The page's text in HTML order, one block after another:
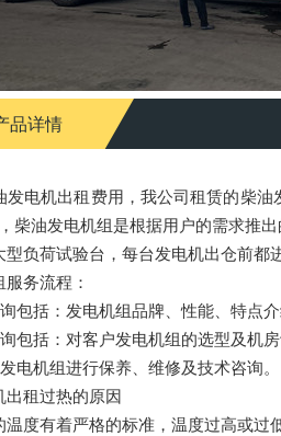
品详情
发电机出租费用，我公司租赁的柴
柴油发电机组是根据用户的需求推
负荷试验台，每台发电机出仓前都
务流程：
包括：发电机组品牌、性能、特点介
包括：对客户发电机组的选型及机
电机组进行保养、维修及技术咨询。
租过热的原因
温度有着严格的标准，温度过高或过